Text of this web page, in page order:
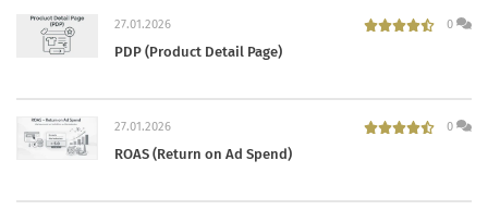
27.01.2026 0
PDP (Product Detail Page)
27.01.2026 0
ROAS (Return on Ad Spend)